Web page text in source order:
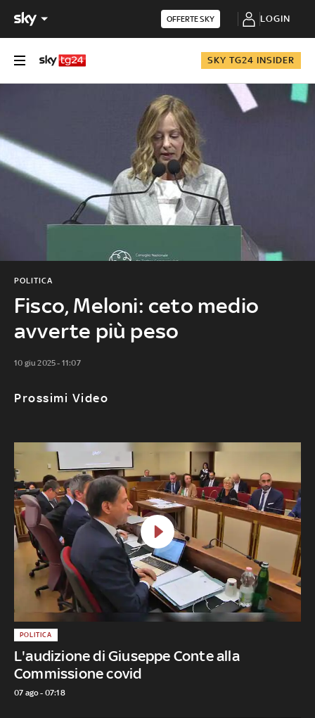
OFFERTE SKY LOGIN
SKY TG24 INSIDER
Fisco, Meloni: ceto medio
avverte più peso
POLITICA
10 giu 2025 - 11:07
Prossimi Video
L'audizione di Giuseppe Conte alla
Commissione covid
POLITICA
07 ago - 07:18